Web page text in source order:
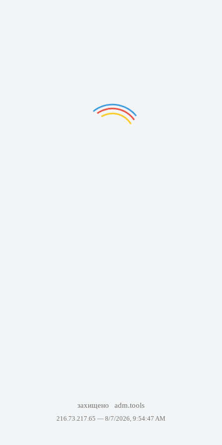
захищено adm.tools
216.73.217.65 — 8/7/2026, 9:54:47 AM